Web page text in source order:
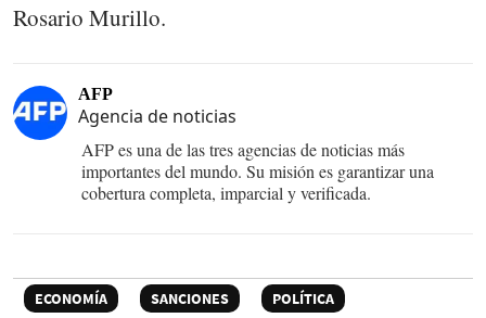
Rosario Murillo.
AFP
Agencia de noticias
AFP es una de las tres agencias de noticias más
importantes del mundo. Su misión es garantizar una
cobertura completa, imparcial y verificada.
ECONOMÍA SANCIONES
POLÍTICA